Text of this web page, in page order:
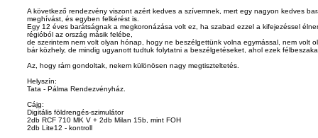
A következő rendezvény viszont azért kedves a szívemnek, mert egy nagyon kedves
meghívást, és egyben felkérést is.
Egy 12 éves barátságnak a megkoronázása volt ez, ha szabad ezzel a kifejezéssel
régióból az ország másik felébe,
de szerintem nem volt olyan hónap, hogy ne beszélgettünk volna egymással, nem volt
bár közhely, de mindig ugyanott tudtuk folytatni a beszélgetéseket, ahol ezek
Az, hogy rám gondoltak, nekem különösen nagy megtiszteltetés.
Helyszín:
Tata - Pálma Rendezvényház.
Cájg:
Digitális földrengés-szimulátor
2db RCF 710 MK V + 2db Milan 15b, mint FOH
2db Lite12 - kontroll